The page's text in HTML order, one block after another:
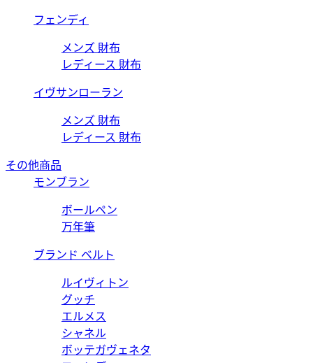
フェンディ
メンズ 財布
レディース 財布
イヴサンローラン
メンズ 財布
レディース 財布
その他商品
モンブラン
ボールペン
万年筆
ブランド ベルト
ルイヴィトン
グッチ
エルメス
シャネル
ボッテガヴェネタ